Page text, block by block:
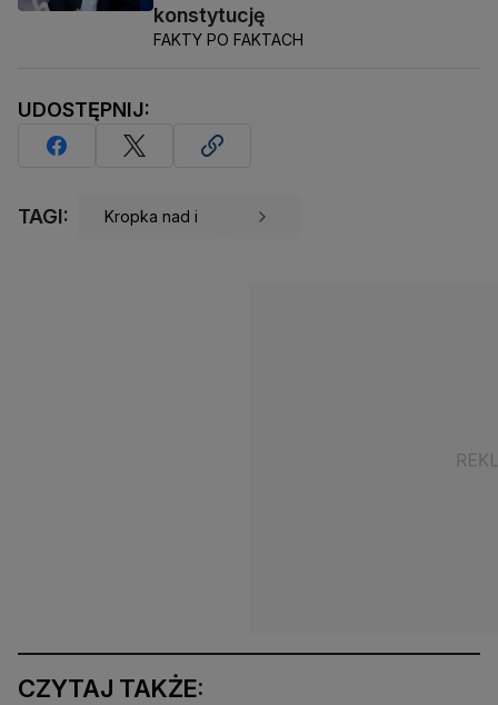
konstytucję
FAKTY PO FAKTACH
UDOSTĘPNIJ:
TAGI: Kropka nad i
CZYTAJ TAKŻE: